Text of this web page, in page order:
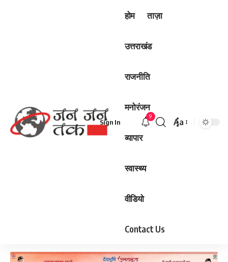
होम ताज़ा
उत्तराखंड
राजनीति
मनोरंजन
व्यापार
स्वास्थ्य
वीडियो
Contact Us
Sign In
9
Font
Aa